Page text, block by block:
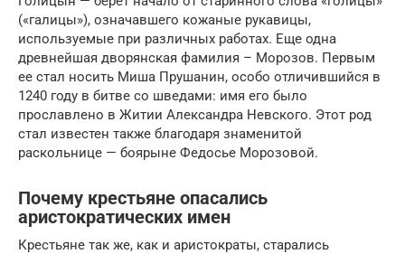
(«галицы»), означавшего кожаные рукавицы,
используемые при различных работах. Еще одна
древнейшая дворянская фамилия – Морозов. Первым
ее стал носить Миша Прушанин, особо отличившийся в
1240 году в битве со шведами: имя его было
прославлено в Житии Александра Невского. Этот род
стал известен также благодаря знаменитой
раскольнице — боярыне Федосье Морозовой.
Почему крестьяне опасались
аристократических имен
Крестьяне так же, как и аристократы, старались